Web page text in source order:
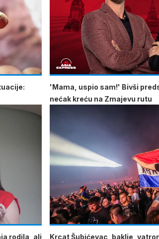
'Mama, uspio sam!' Bivši
nećak kreću na Zmajevu rutu
rodila, ali Krcat Šubićevac, baklje,